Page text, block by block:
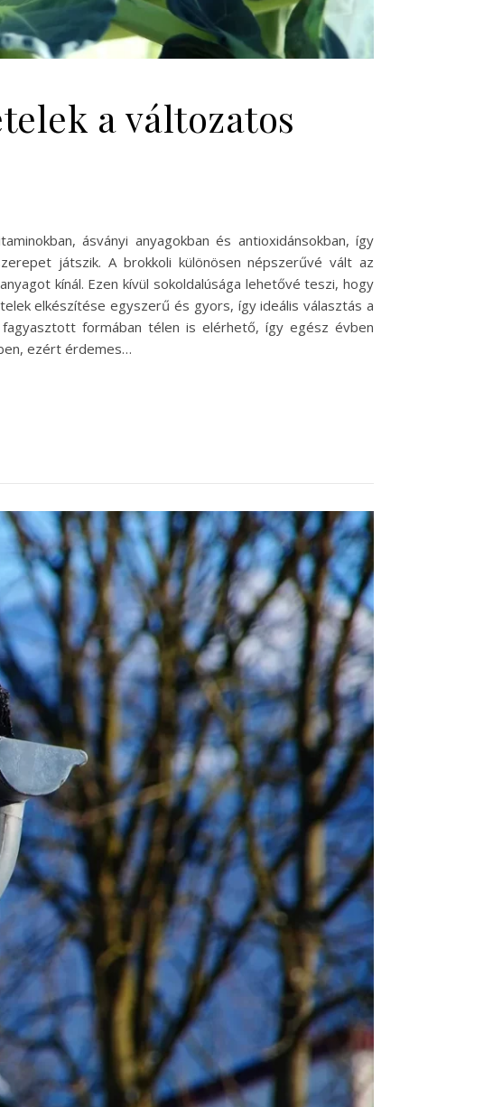
a változatos
ásványi anyagokban és antioxidánsokban, így
játszik. A brokkoli különösen népszerűvé vált az
kínál. Ezen kívül sokoldalúsága lehetővé teszi, hogy
elkészítése egyszerű és gyors, így ideális választás a
formában télen is elérhető, így egész évben
ezért érdemes…